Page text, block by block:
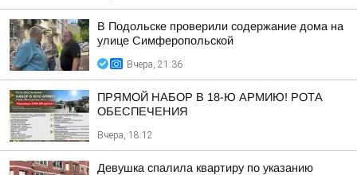
В Подольске проверили содержание дома на
улице Симферопольской
Вчера, 21:36
ПРЯМОЙ НАБОР В 18-Ю АРМИЮ! РОТА
ОБЕСПЕЧЕНИЯ
Вчера, 18:12
Девушка спалила квартиру по указанию